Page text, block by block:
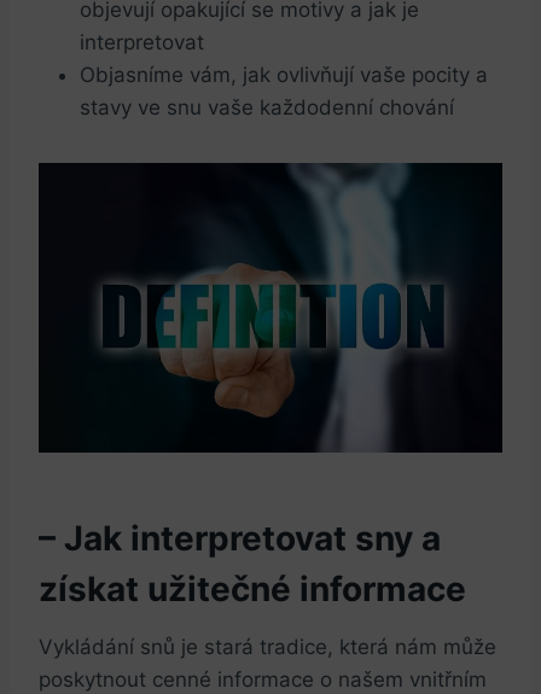
objevují opakující se motivy a jak je
interpretovat
Objasníme vám, jak ovlivňují vaše pocity a
stavy ve snu vaše každodenní chování
– Jak interpretovat sny a
získat užitečné informace
Vykládání snů je stará tradice, která nám může
poskytnout cenné informace o našem vnitřním